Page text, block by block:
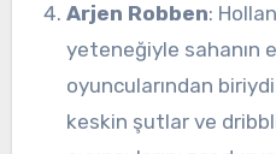
Arjen Robben:
yeteneğiyle sahanın
oyuncularından
keskin şutlar ve